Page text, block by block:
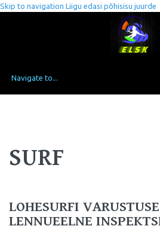
Skip to navigation Liigu edasi põhisisu juurde
SURF
LOHESURFI
LENNUEELNE